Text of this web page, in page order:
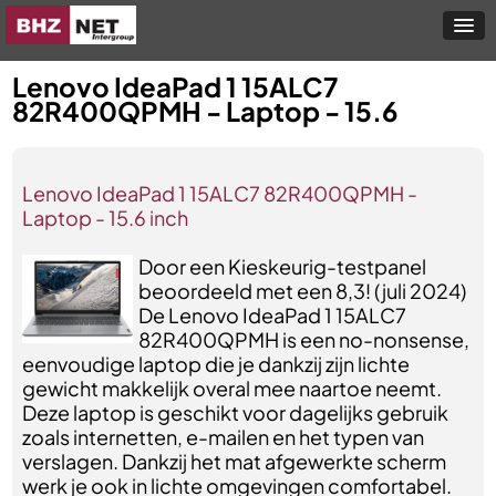
Lenovo IdeaPad 1 15ALC7
82R400QPMH - Laptop - 15.6
Lenovo IdeaPad 1 15ALC7 82R400QPMH -
Laptop - 15.6 inch
Door een Kieskeurig-testpanel
beoordeeld met een 8,3! (juli 2024)
De Lenovo IdeaPad 1 15ALC7
82R400QPMH is een no-nonsense,
eenvoudige laptop die je dankzij zijn lichte
gewicht makkelijk overal mee naartoe neemt.
Deze laptop is geschikt voor dagelijks gebruik
zoals internetten, e-mailen en het typen van
verslagen. Dankzij het mat afgewerkte scherm
werk je ook in lichte omgevingen comfortabel.